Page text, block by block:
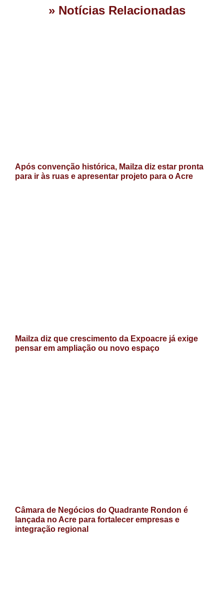
» Notícias Relacionadas
Após convenção histórica, Mailza diz estar pronta
para ir às ruas e apresentar projeto para o Acre
Mailza diz que crescimento da Expoacre já exige
pensar em ampliação ou novo espaço
Câmara de Negócios do Quadrante Rondon é
lançada no Acre para fortalecer empresas e
integração regional